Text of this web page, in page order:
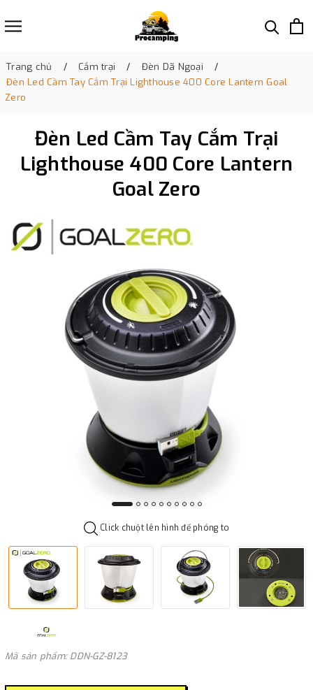
Trang chủ Cắm trại
Đèn Dã Ngoại
Đèn Led Cầm Tay Cắm Trại Lighthouse 400 Core Lantern Goal
Zero
Đèn Led Cầm Tay Cắm Trại
Lighthouse 400 Core Lantern
Goal Zero
Click chuột lên hình để phóng to
Mã sản phẩm: DDN-GZ-8123